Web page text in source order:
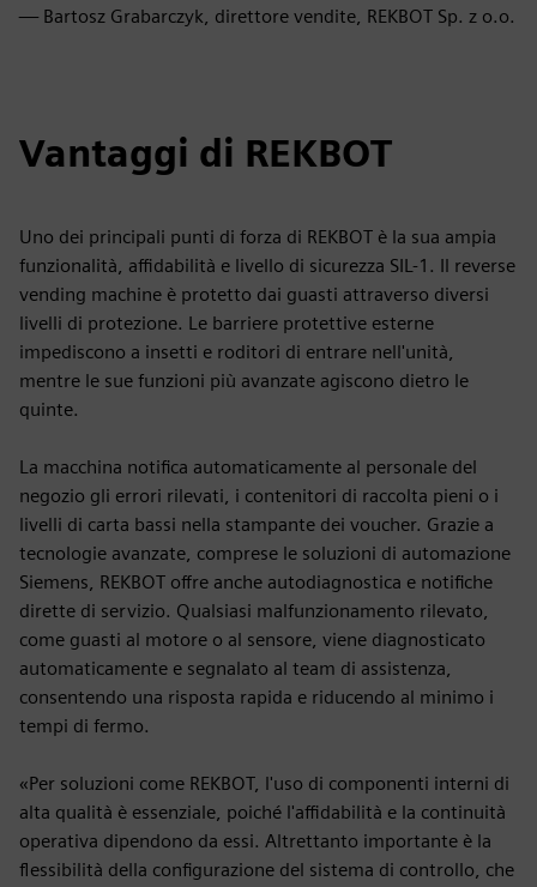
— Bartosz Grabarczyk, direttore vendite, REKBOT Sp. z o.o.
Vantaggi di REKBOT
Uno dei principali punti di forza di REKBOT è la sua ampia
funzionalità, affidabilità e livello di sicurezza SIL-1. Il reverse
vending machine è protetto dai guasti attraverso diversi
livelli di protezione. Le barriere protettive esterne
impediscono a insetti e roditori di entrare nell'unità,
mentre le sue funzioni più avanzate agiscono dietro le
quinte.
La macchina notifica automaticamente al personale del
negozio gli errori rilevati, i contenitori di raccolta pieni o i
livelli di carta bassi nella stampante dei voucher. Grazie a
tecnologie avanzate, comprese le soluzioni di automazione
Siemens, REKBOT offre anche autodiagnostica e notifiche
dirette di servizio. Qualsiasi malfunzionamento rilevato,
come guasti al motore o al sensore, viene diagnosticato
automaticamente e segnalato al team di assistenza,
consentendo una risposta rapida e riducendo al minimo i
tempi di fermo.
«Per soluzioni come REKBOT, l'uso di componenti interni di
alta qualità è essenziale, poiché l'affidabilità e la continuità
operativa dipendono da essi. Altrettanto importante è la
flessibilità della configurazione del sistema di controllo, che